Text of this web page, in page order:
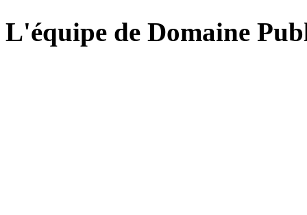
L'équipe de Domaine